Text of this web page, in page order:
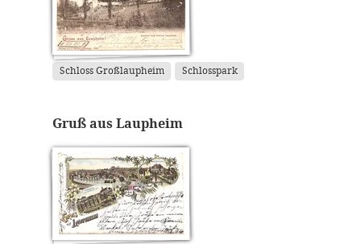
Schloss Großlaupheim Schlosspark
Gruß aus Laupheim